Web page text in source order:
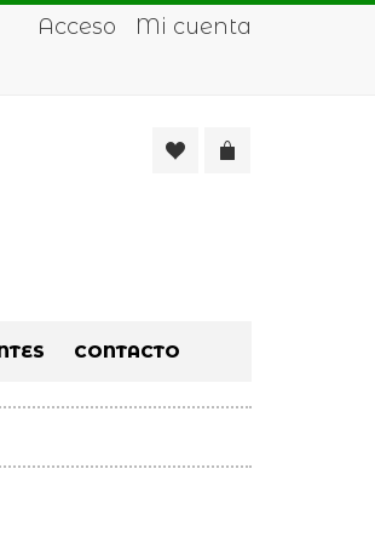
Acceso Mi cuenta
CONTACTO